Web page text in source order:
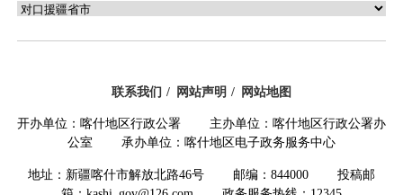
面取消在就业地参加职工社会保险的户籍限制，大
地参加职工社会保险。健全农民工、灵活就业人
联系我们 网站声明 网站地图
开办单位：喀什地区行政公署 主办单位：喀什地区行政公署办
公室 承办单位：喀什地区电子政务服务中心
地址：新疆喀什市解放北路46号 邮编：844000 投稿邮